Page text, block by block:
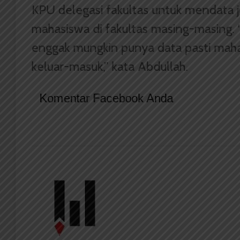
KPU delegasi fakultas untuk mendata
mahasiswa di fakultas masing-masing.
enggak mungkin punya data pasti
keluar-masuk,” kata Abdullah.
Komentar Facebook Anda